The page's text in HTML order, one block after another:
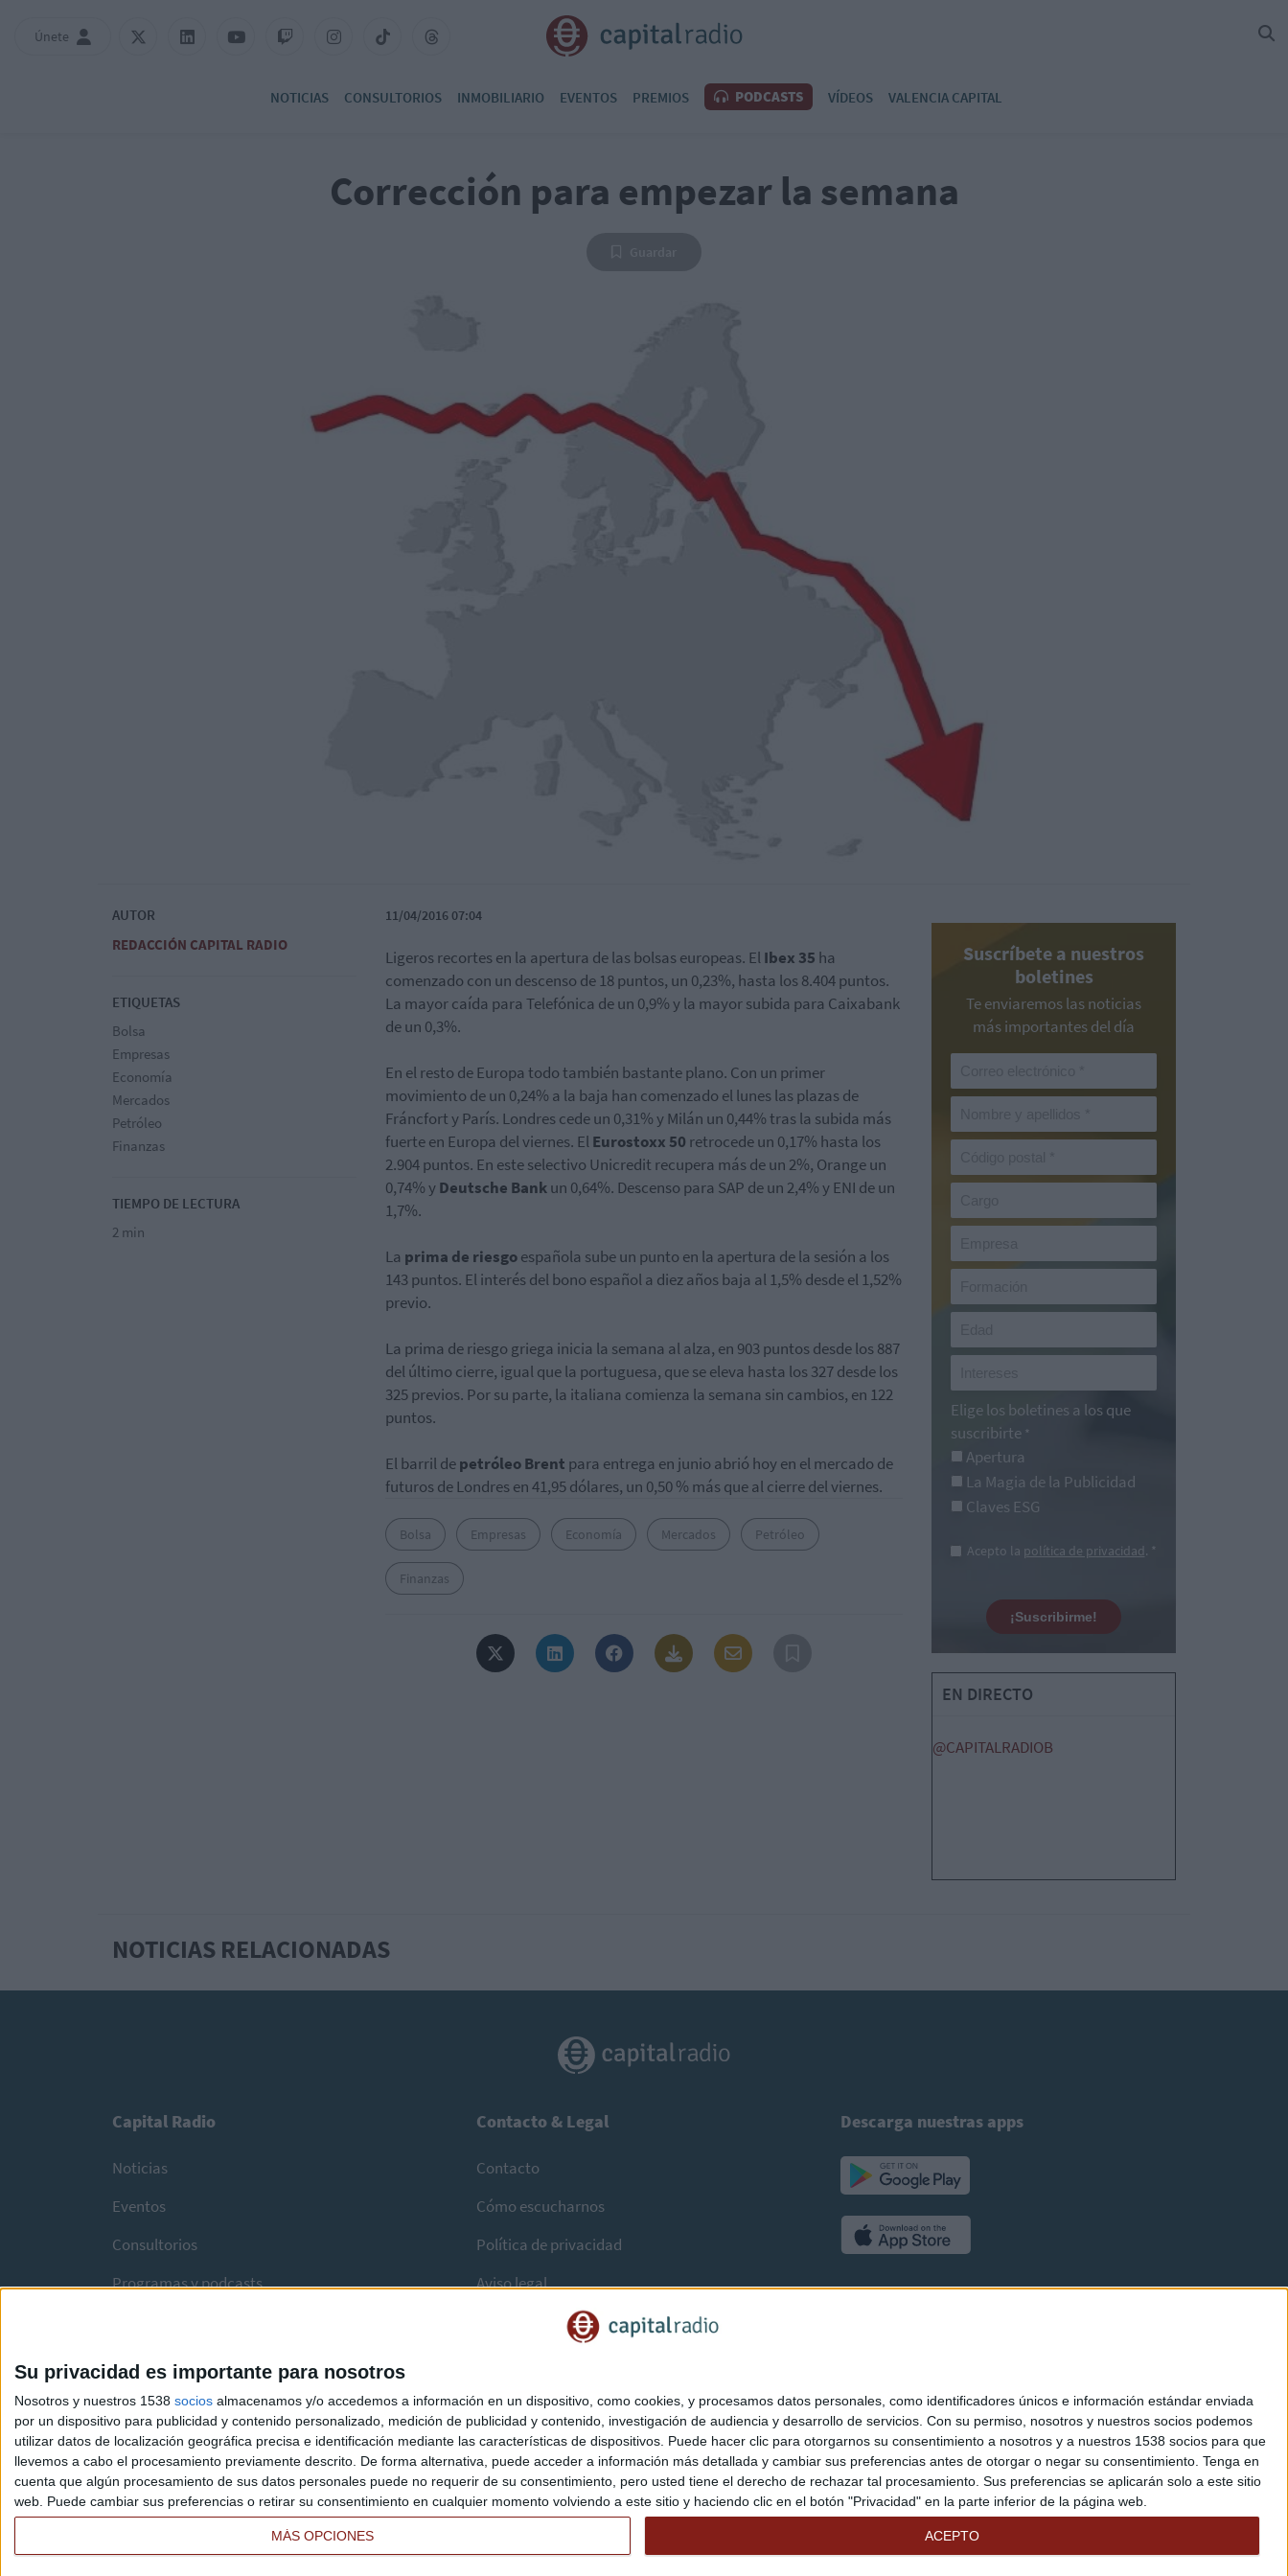
Su privacidad es importante para nosotros
Nosotros y nuestros 1538 socios almacenamos y/o accedemos a información en un dispositivo, como cookies, y procesamos datos personales, como identificadores únicos e información estándar enviada
por un dispositivo para publicidad y contenido personalizado, medición de publicidad y contenido, investigación de audiencia y desarrollo de servicios. Con su permiso, nosotros y nuestros socios podemos
utilizar datos de localización geográfica precisa e identificación mediante las características de dispositivos. Puede hacer clic para otorgarnos su consentimiento a nosotros y a nuestros 1538 socios para que
llevemos a cabo el procesamiento previamente descrito. De forma alternativa, puede acceder a información más detallada y cambiar sus preferencias antes de otorgar o negar su consentimiento. Tenga en
cuenta que algún procesamiento de sus datos personales puede no requerir de su consentimiento, pero usted tiene el derecho de rechazar tal procesamiento. Sus preferencias se aplicarán solo a este sitio
web. Puede cambiar sus preferencias o retirar su consentimiento en cualquier momento volviendo a este sitio y haciendo clic en el botón "Privacidad" en la parte inferior de la página web.
MÁS OPCIONES ACEPTO
Únete
NOTICIAS CONSULTORIOS INMOBILIARIO EVENTOS PREMIOS PODCASTS VÍDEOS VALENCIA CAPITAL
Corrección para empezar la semana
AUTOR
REDACCIÓN CAPITAL RADIO
ETIQUETAS
Bolsa
Empresas
Economía
Mercados
Petróleo
Finanzas
TIEMPO DE LECTURA
2 min
11/04/2016 07:04
Ligeros recortes en la apertura de las bolsas europeas. ElIbex 35 ha
comenzado con un descenso de 18 puntos, un 0,23%, hasta los 8.404 puntos.
La mayor caída para Telefónica de un 0,9% y la mayor subida para Caixabank
de un 0,3%.
En el resto de Europa todo también bastante plano. Con un primer
movimiento de un 0,24% a la baja han comenzado el lunes las plazas de
Fráncfort y París. Londres cede un 0,31% y Milán un 0,44% tras la subida más
fuerte en Europa del viernes. ElEurostoxx 50 retrocede un 0,17% hasta los
2.904 puntos. En este selectivo Unicredit recupera más de un 2%, Orange un
0,74% yDeutsche Bankun 0,64%. Descenso para SAP de un 2,4% y ENI de un
1,7%.
La prima de riesgoespañola sube un punto en la apertura de la sesión a los
143 puntos. El interés del bono español a diez años baja al 1,5% desde el 1,52%
previo.
La prima de riesgo griega inicia la semana al alza, en 903 puntos desde los 887
del último cierre, igual que la portuguesa, que se eleva hasta los 327 desde los
325 previos. Por su parte, la italiana comienza la semana sin cambios, en 122
puntos.
El barril depetróleo Brent para entrega en junio abrió hoy en el mercado de
futuros de Londres en 41,95 dólares, un 0,50 % más que al cierre del viernes.
Bolsa Empresas Economía Mercados Petróleo
Finanzas
Suscríbete a nuestros
boletines
Te enviaremos las noticias
más importantes del día
Elige los boletines a los que
suscribirte *
Apertura
La Magia de la Publicidad
Claves ESG
Acepto la política de privacidad. *
¡Suscribirme!
EN DIRECTO
@CAPITALRADIOB
NOTICIAS RELACIONADAS
Capital Radio
Noticias
Eventos
Consultorios
Programas y podcasts
Contacto & Legal
Contacto
Cómo escucharnos
Política de privacidad
Aviso legal
Descarga nuestras apps